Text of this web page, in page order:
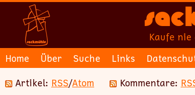
Kaufe
Home
Über Suche Links
Artikel: RSS/Atom Kommentare: